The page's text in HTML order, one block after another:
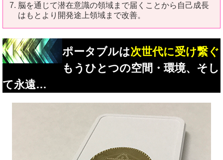
脳を通じて潜在意識の領域まで届くことから自己成長
はもとより開発途上領域まで改善。
ポータブルは次世代に受け繋ぐ
もうひとつの空間・環境、そし
て永遠…